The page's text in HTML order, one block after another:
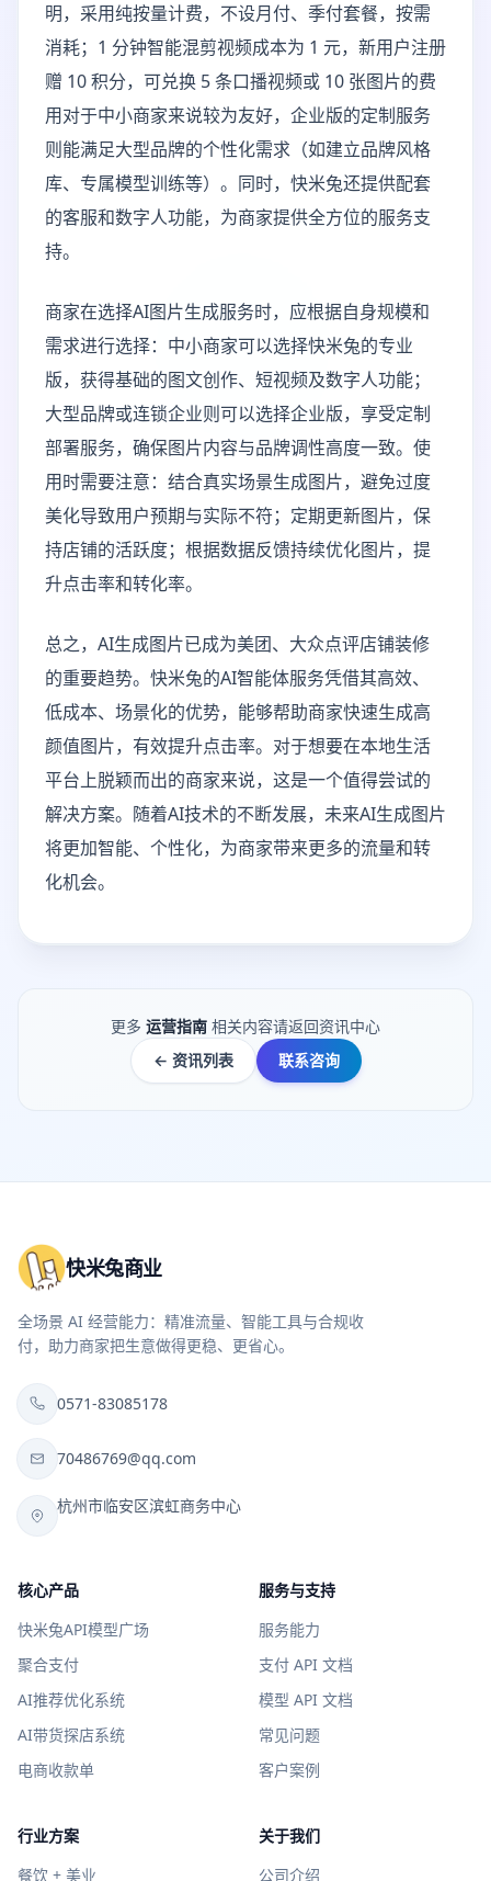
明，采用纯按量计费，不设月付、季付套餐，按需
消耗；1 分钟智能混剪视频成本为 1 元，新用户注册
赠 10 积分，可兑换 5 条口播视频或 10 张图片的费
用对于中小商家来说较为友好，企业版的定制服务
则能满足大型品牌的个性化需求（如建立品牌风格
库、专属模型训练等）。同时，快米兔还提供配套
的客服和数字人功能，为商家提供全方位的服务支
持。
商家在选择AI图片生成服务时，应根据自身规模和
需求进行选择：中小商家可以选择快米兔的专业
版，获得基础的图文创作、短视频及数字人功能；
大型品牌或连锁企业则可以选择企业版，享受定制
部署服务，确保图片内容与品牌调性高度一致。使
用时需要注意：结合真实场景生成图片，避免过度
美化导致用户预期与实际不符；定期更新图片，保
持店铺的活跃度；根据数据反馈持续优化图片，提
升点击率和转化率。
总之，AI生成图片已成为美团、大众点评店铺装修
的重要趋势。快米兔的AI智能体服务凭借其高效、
低成本、场景化的优势，能够帮助商家快速生成高
颜值图片，有效提升点击率。对于想要在本地生活
平台上脱颖而出的商家来说，这是一个值得尝试的
解决方案。随着AI技术的不断发展，未来AI生成图片
将更加智能、个性化，为商家带来更多的流量和转
化机会。
更多 运营指南 相关内容请返回资讯中心
← 资讯列表
联系咨询
快米兔商业
全场景 AI 经营能力：精准流量、智能工具与合规收
付，助力商家把生意做得更稳、更省心。
0571-83085178
70486769@qq.com
杭州市临安区滨虹商务中心
核心产品
快米兔API模型广场
聚合支付
AI推荐优化系统
AI带货探店系统
电商收款单
服务与支持
服务能力
支付 API 文档
模型 API 文档
常见问题
客户案例
行业方案
餐饮 + 美业
关于我们
公司介绍